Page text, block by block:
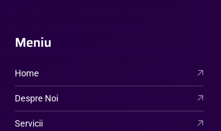
Meniu
Home
Despre Noi
Servicii